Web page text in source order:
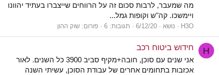
מה שמעבר, לרבות סכום זה על הרווחים שייצברו בעתיד יהוונו
ויימשכו. קה"ש וקופות גמל...
H3O נושא 6/12/20 תגובות: 6 פורום: שוק ההון
H חידוש ביטוח רכב
אני שנים עם סוכן, חובה+מקיף סביב 3900 כל השנים. לאור
אכזבות בתחומים אחרים של עבודת הסוכן, עשיתי השנה